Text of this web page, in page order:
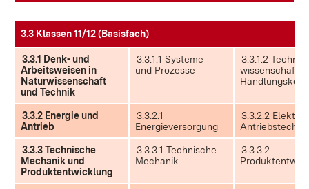
3.3 Klassen 11/12 (Basisfach)
3.3.1 Denk- und
Arbeitsweisen in
Naturwissenschaft
und Technik
3.3.1.1 Systeme
und Prozesse
3.3.1.2
3.3.2 Energie und
Antrieb
3.3.2.1
Energieversorgung
3.3.2.2
3.3.3 Technische
Mechanik und
Produktentwicklung
3.3.3.1 Technische
Mechanik
3.3.3.2